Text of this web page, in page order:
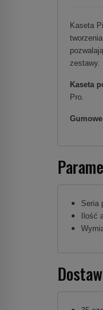
Kaseta
zestawy.
Kaseta
Pro.
Seria
Ilość